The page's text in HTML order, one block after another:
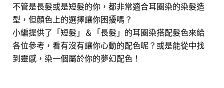
不管是長髮或是短髮的你，都非常適合耳圈染的染髮造
型，但顏色上的選擇讓你困擾嗎？
小編提供了「短髮」＆「長髮」的耳圈染搭配髮色來給
各位參考，看有沒有讓你心動的配色呢？或是能從中找
到靈感，染一個屬於你的夢幻配色！